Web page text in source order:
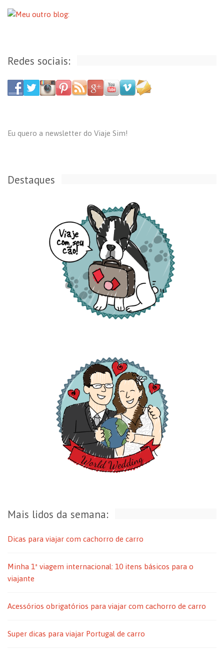
Redes sociais:
Eu quero a newsletter do Viaje Sim!
Destaques
Mais lidos da semana:
Dicas para viajar com cachorro de carro
Minha 1ª viagem internacional: 10 itens básicos para o
viajante
Acessórios obrigatórios para viajar com cachorro de carro
Super dicas para viajar Portugal de carro